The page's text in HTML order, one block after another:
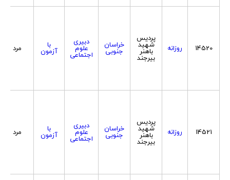
14520 روزانه
پردیس
شهید
باهنر
بیرجند
خراسان
جنوبی
دبیری
علوم
اجتماعی
با
آزمون مرد
14521 روزانه
پردیس
شهید
باهنر
بیرجند
خراسان
جنوبی
دبیری
علوم
اجتماعی
با
آزمون مرد